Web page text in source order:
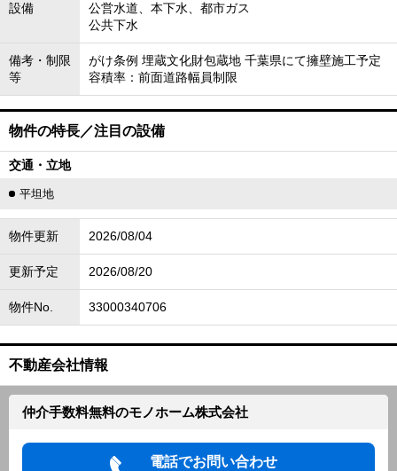
設備
公営水道、本下水、都市ガス
公共下水
備考・制限
等
がけ条例 埋蔵文化財包蔵地 千葉県にて擁壁施工予定
容積率：前面道路幅員制限
物件の特長／注目の設備
交通・立地
平坦地
物件更新 2026/08/04
更新予定 2026/08/20
物件No. 33000340706
不動産会社情報
仲介手数料無料のモノホーム株式会社
電話でお問い合わせ